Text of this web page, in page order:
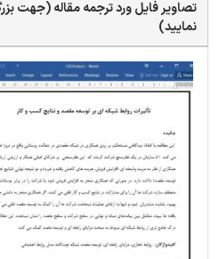
تصاویر فایل ورد ترجمه مقاله (جهت
نمایید)